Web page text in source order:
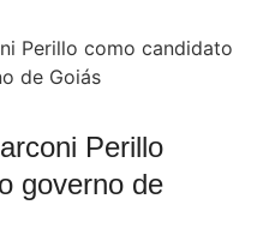
Perillo
governo de